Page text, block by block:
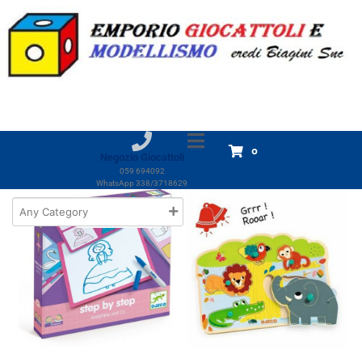
Negozio Giocattoli
059 694092
WhatsApp 338/3718629
0
Home Prodotti Djeco
Djeco
Out of Stock